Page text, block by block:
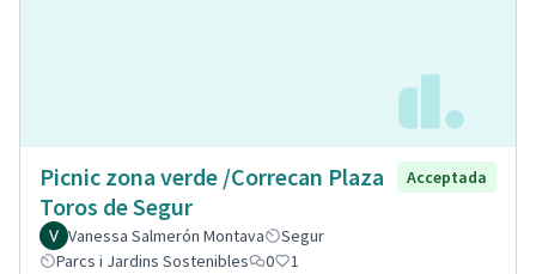
Picnic zona verde /Correcan Plaza
Toros de Segur
Acceptada
Vanessa Salmerón Montava
Segur
Parcs i Jardins Sostenibles
0 1